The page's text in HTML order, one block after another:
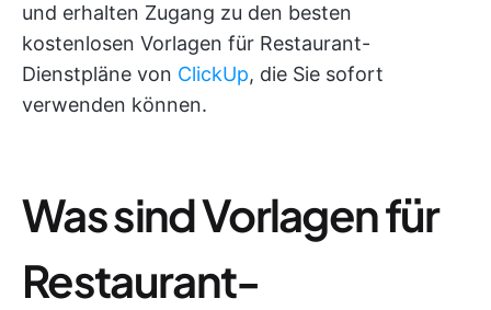
und erhalten Zugang zu den besten
kostenlosen Vorlagen für Restaurant-
Dienstpläne von ClickUp, die Sie sofort
verwenden können.
Was sind Vorlagen für
Restaurant-